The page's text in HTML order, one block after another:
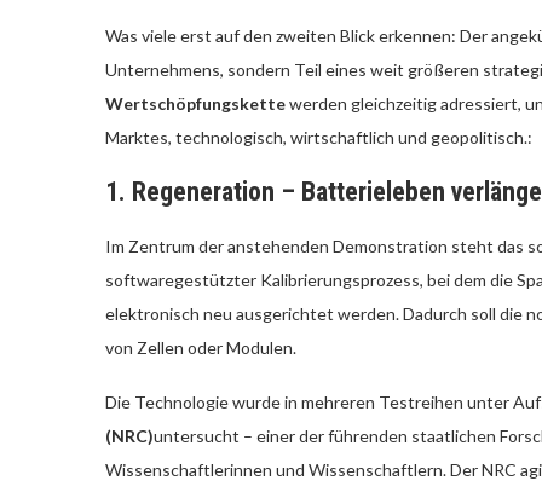
Was viele erst auf den zweiten Blick erkennen: Der
Unternehmens, sondern Teil eines weit größeren
Wertschöpfungskettewerden gleichzeitig adressiert,
Marktes, technologisch, wirtschaftlich und geopolitisch.:
1. Regeneration – Batterieleben
Im Zentrum der anstehenden Demonstration steht das
softwaregestützter Kalibrierungsprozess, bei dem die
elektronisch neu ausgerichtet werden. Dadurch soll die
von Zellen oder Modulen.
Die Technologie wurde in mehreren Testreihen unter
(NRC)untersucht – einer der führenden staatlichen
Wissenschaftlerinnen und Wissenschaftlern. Der NRC